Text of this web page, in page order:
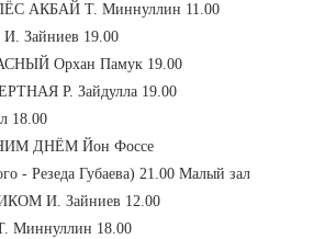
АКБАЙ Т. Миннуллин 11.00
Зайниев 19.00
Орхан Памук 19.00
Р. Зайдулла 19.00
18.00
ДНЁМ Йон Фоссе
- Резеда Губаева) 21.00 Малый зал
И. Зайниев 12.00
Миннуллин 18.00